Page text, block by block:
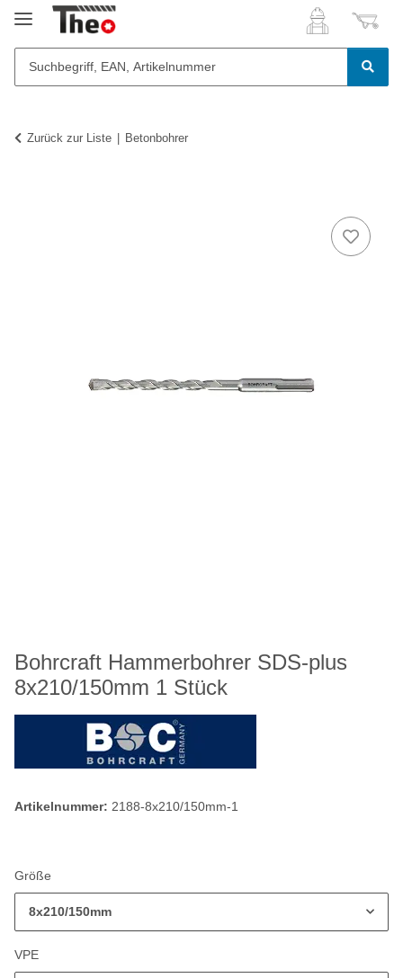
Zurück zur Liste Betonbohrer
Bohrcraft Hammerbohrer SDS-plus
8x210/150mm 1 Stück
Artikelnummer: 2188-8x210/150mm-1
Größe
8x210/150mm
VPE